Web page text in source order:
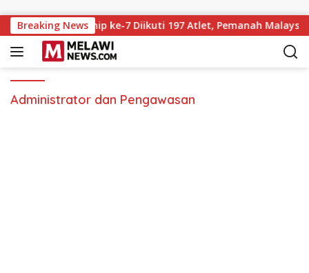
Breaking News
Championship ke-7 Diikuti 197 Atlet, Pemanah
Administrator dan Pengawasan